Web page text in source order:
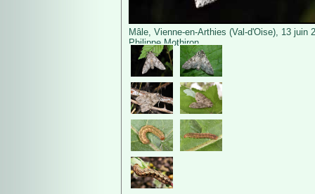
Mâle, Vienne-en-Arthies (Val-d'Oise), 13 juin
Philippe Mothiron.